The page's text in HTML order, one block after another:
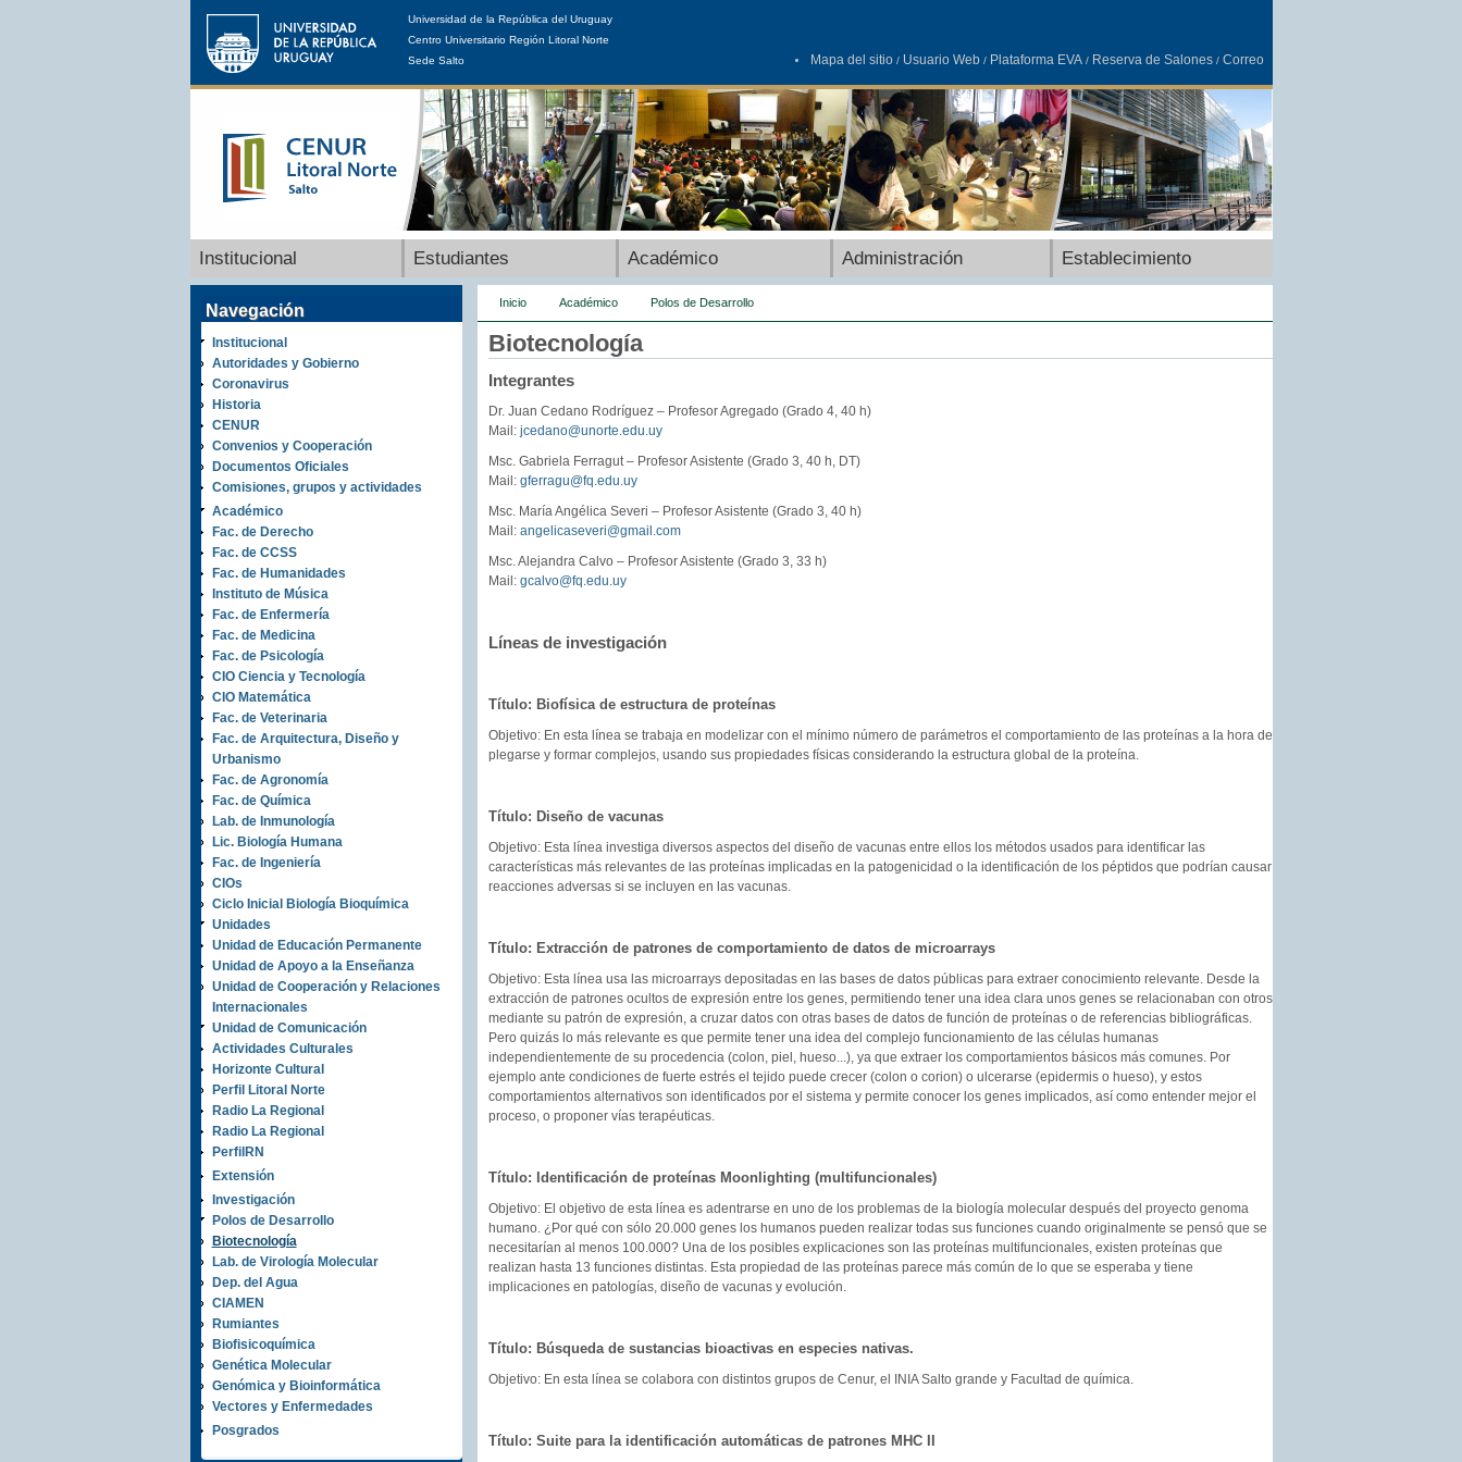
Universidad de la República del Uruguay
Centro Universitario Región Litoral Norte
Sede Salto
Mapa del sitio/ Usuario Web/ Plataforma EVA/ Reserva de Salones/ Correo
Institucional Estudiantes Académico Administración Establecimiento
Navegación
Institucional
Autoridades y Gobierno
Coronavirus
Historia
CENUR
Convenios y Cooperación
Documentos Oficiales
Comisiones, grupos y actividades
Académico
Fac. de Derecho
Fac. de CCSS
Fac. de Humanidades
Instituto de Música
Fac. de Enfermería
Fac. de Medicina
Fac. de Psicología
CIO Ciencia y Tecnología
CIO Matemática
Fac. de Veterinaria
Fac. de Arquitectura, Diseño y
Urbanismo
Fac. de Agronomía
Fac. de Química
Lab. de Inmunología
Lic. Biología Humana
Fac. de Ingeniería
CIOs
Ciclo Inicial Biología Bioquímica
Unidades
Unidad de Educación Permanente
Unidad de Apoyo a la Enseñanza
Unidad de Cooperación y Relaciones
Internacionales
Unidad de Comunicación
Actividades Culturales
Horizonte Cultural
Perfil Litoral Norte
Radio La Regional
Radio La Regional
PerfilRN
Extensión
Investigación
Polos de Desarrollo
Biotecnología
Lab. de Virología Molecular
Dep. del Agua
CIAMEN
Rumiantes
Biofisicoquímica
Genética Molecular
Genómica y Bioinformática
Vectores y Enfermedades
Posgrados
Inicio Académico Polos de Desarrollo
Biotecnología
Integrantes
Dr. Juan Cedano Rodríguez – Profesor Agregado (Grado 4, 40 h)
Mail: jcedano@unorte.edu.uy
Msc. Gabriela Ferragut – Profesor Asistente (Grado 3, 40 h, DT)
Mail: gferragu@fq.edu.uy
Msc. María Angélica Severi – Profesor Asistente (Grado 3, 40 h)
Mail: angelicaseveri@gmail.com
Msc. Alejandra Calvo – Profesor Asistente (Grado 3, 33 h)
Mail: gcalvo@fq.edu.uy
Líneas de investigación
Título: Biofísica de estructura de proteínas
Objetivo: En esta línea se trabaja en modelizar con el mínimo número de parámetros el comportamiento de las proteínas a la hora de
plegarse y formar complejos, usando sus propiedades físicas considerando la estructura global de la proteína.
Título: Diseño de vacunas
Objetivo: Esta línea investiga diversos aspectos del diseño de vacunas entre ellos los métodos usados para identificar las
características más relevantes de las proteínas implicadas en la patogenicidad o la identificación de los péptidos que podrían causar
reacciones adversas si se incluyen en las vacunas.
Título: Extracción de patrones de comportamiento de datos de microarrays
Objetivo: Esta línea usa las microarrays depositadas en las bases de datos públicas para extraer conocimiento relevante. Desde la
extracción de patrones ocultos de expresión entre los genes, permitiendo tener una idea clara unos genes se relacionaban con otros
mediante su patrón de expresión, a cruzar datos con otras bases de datos de función de proteínas o de referencias bibliográficas.
Pero quizás lo más relevante es que permite tener una idea del complejo funcionamiento de las células humanas
independientemente de su procedencia (colon, piel, hueso...), ya que extraer los comportamientos básicos más comunes. Por
ejemplo ante condiciones de fuerte estrés el tejido puede crecer (colon o corion) o ulcerarse (epidermis o hueso), y estos
comportamientos alternativos son identificados por el sistema y permite conocer los genes implicados, así como entender mejor el
proceso, o proponer vías terapéuticas.
Título: Identificación de proteínas Moonlighting (multifuncionales)
Objetivo: El objetivo de esta línea es adentrarse en uno de los problemas de la biología molecular después del proyecto genoma
humano. ¿Por qué con sólo 20.000 genes los humanos pueden realizar todas sus funciones cuando originalmente se pensó que se
necesitarían al menos 100.000? Una de los posibles explicaciones son las proteínas multifuncionales, existen proteínas que
realizan hasta 13 funciones distintas. Esta propiedad de las proteínas parece más común de lo que se esperaba y tiene
implicaciones en patologías, diseño de vacunas y evolución.
Título: Búsqueda de sustancias bioactivas en especies nativas.
Objetivo: En esta línea se colabora con distintos grupos de Cenur, el INIA Salto grande y Facultad de química.
Título: Suite para la identificación automáticas de patrones MHC II